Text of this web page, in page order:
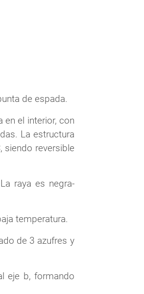
de espada.
el interior, con
La estructura
siendo reversible
raya es negra-
temperatura.
de 3 azufres y
eje b, formando